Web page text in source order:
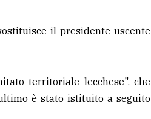
il presidente uscente
territoriale lecchese", che
è stato istituito a seguito